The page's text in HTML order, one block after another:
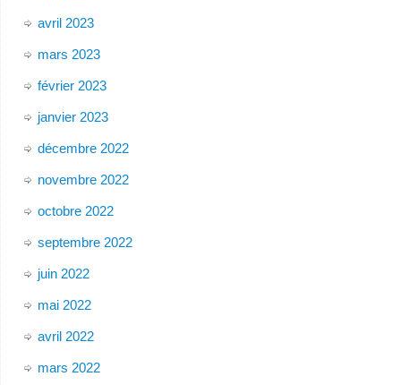
avril 2023
mars 2023
février 2023
janvier 2023
décembre 2022
novembre 2022
octobre 2022
septembre 2022
juin 2022
mai 2022
avril 2022
mars 2022